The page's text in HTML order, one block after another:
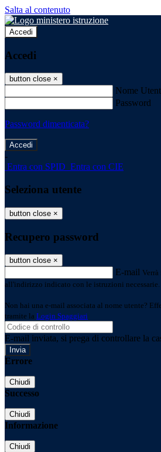
Salta al contenuto
Accedi
Accedi
button close ×
Nome
Password
Password dimenticata?
-
Entra con SPID Entra con CIE
Seleziona utente
button close ×
Recupero password
button close ×
E-mail
all'indirizzo indicato con le istruzioni necessarie.
Non hai una e-mail associata al nome utente?
tramite la Login Spaggiari
E-mail inviata, si prega di controllare la
Errore
Chiudi
Successo
Chiudi
Informazione
Chiudi